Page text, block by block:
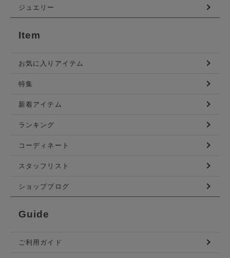
ジュエリー
Item
お気に入りアイテム
特集
新着アイテム
ランキング
コーディネート
スタッフリスト
ショップブログ
Guide
ご利用ガイド